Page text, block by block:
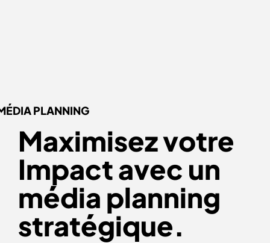
PLANNING
Maximisez votre
Impact avec un
média planning
stratégique.